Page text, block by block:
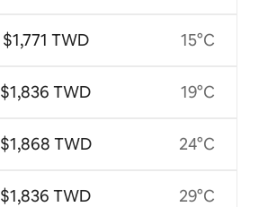
$1,771 TWD
$1,836 TWD
$1,868 TWD
$1,836 TWD
15°C
19°C
24°C
29°C